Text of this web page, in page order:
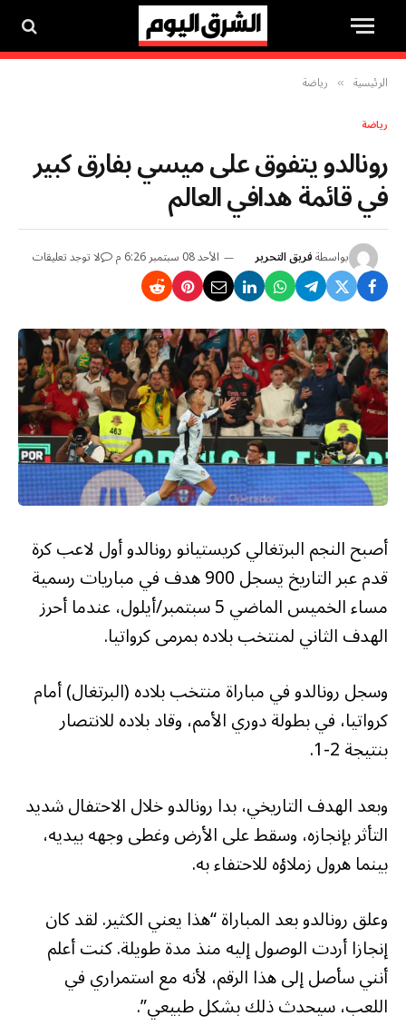
الرئيسية » رياضة
رياضة
رونالدو يتفوق على ميسي بفارق كبير
في قائمة هدافي العالم
بواسطةفريق التحرير الأحد 08 سبتمبر 6:26 م لا توجد تعليقات
أصبح النجم البرتغالي كريستيانو رونالدو أول لاعب كرة
قدم عبر التاريخ يسجل 900 هدف في مباريات رسمية
مساء الخميس الماضي 5 سبتمبر/أيلول، عندما أحرز
الهدف الثاني لمنتخب بلاده بمرمى كرواتيا.
وسجل رونالدو في مباراة منتخب بلاده (البرتغال) أمام
كرواتيا، في بطولة دوري الأمم، وقاد بلاده للانتصار
بنتيجة 2-1.
وبعد الهدف التاريخي، بدا رونالدو خلال الاحتفال شديد
التأثر بإنجازه، وسقط على الأرض وغطى وجهه بيديه،
بينما هرول زملاؤه للاحتفاء به.
وعلق رونالدو بعد المباراة “هذا يعني الكثير. لقد كان
إنجازا أردت الوصول إليه منذ مدة طويلة. كنت أعلم
أنني سأصل إلى هذا الرقم، لأنه مع استمراري في
اللعب، سيحدث ذلك بشكل طبيعي”.